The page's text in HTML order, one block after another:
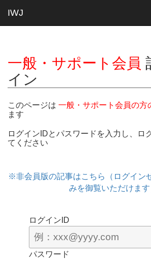
IWJ
一般・サポート会員
イン
このページは 一般・サポート会員の方
ます
ログインIDとパスワードを入力し、ロ
てください
※非会員版の記事はこちら（ログイン
みを御覧いただけます
ログインID
パスワード